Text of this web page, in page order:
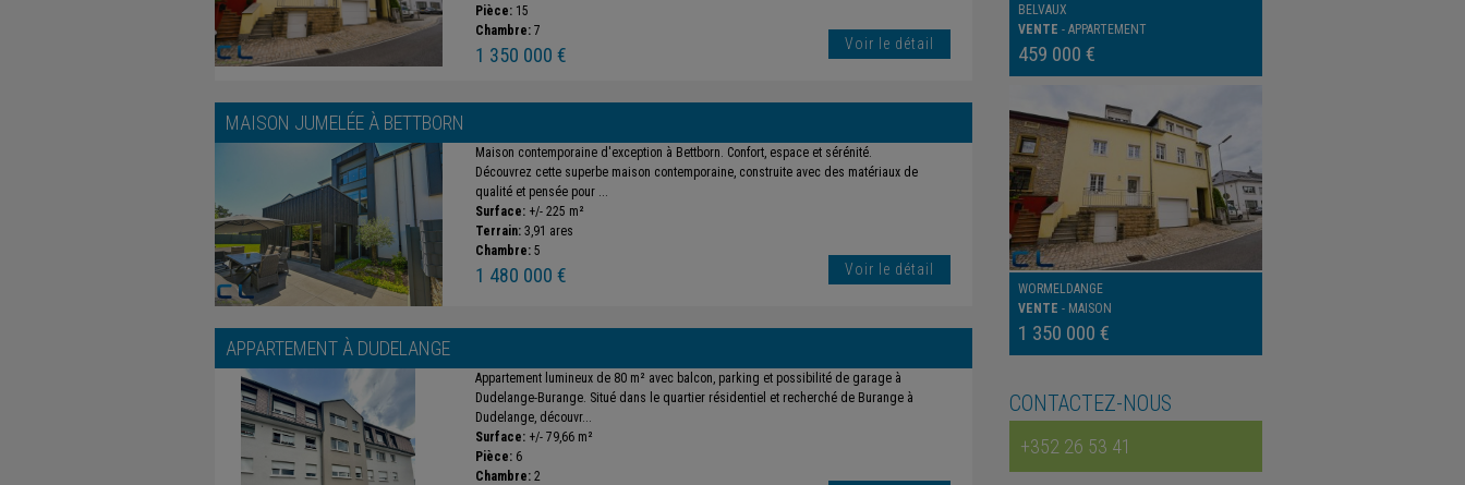
Pièce: 15
Chambre: 7
1 350 000 € Voir le détail
MAISON JUMELÉE À BETTBORN
Maison contemporaine d'exception à Bettborn. Confort, espace et sérénité.
Découvrez cette superbe maison contemporaine, construite avec des matériaux de
qualité et pensée pour ...
Surface: +/- 225 m²
Terrain: 3,91 ares
Chambre: 5
1 480 000 € Voir le détail
APPARTEMENT À DUDELANGE
Appartement lumineux de 80 m² avec balcon, parking et possibilité de garage à
Dudelange-Burange. Situé dans le quartier résidentiel et recherché de Burange à
Dudelange, découvr...
Surface: +/- 79,66 m²
Pièce: 6
Chambre: 2
BELVAUX
VENTE - APPARTEMENT
459 000 €
WORMELDANGE
VENTE - MAISON
1 350 000 €
CONTACTEZ-NOUS
+352 26 53 41